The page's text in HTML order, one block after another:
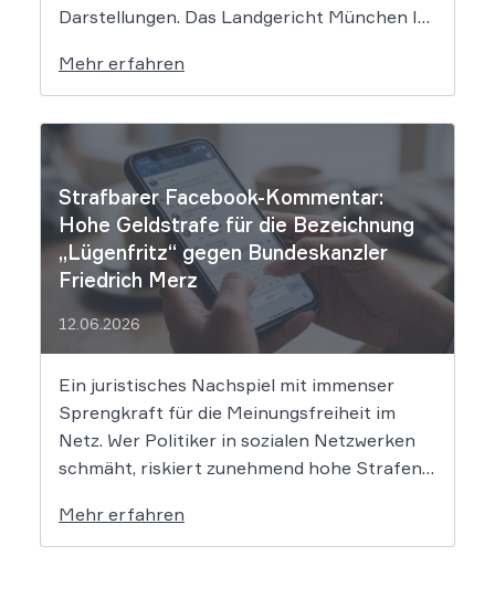
Darstellungen. Das Landgericht München I
rechtliche Grenzen. Werden durch die
automatisierten KI-Zusammenfassungen
falsche Tatsachen verbreitet, greift die
unmittelbare Haftung des
Suchmaschinenbetreibers. Das Landgericht
München I (LG München I) hat in […]
Mehr erfahren
Strafbarer Facebook-Kommentar:
Hohe Geldstrafe für die Bezeichnung
„Lügenfritz“ gegen Bundeskanzler
Friedrich Merz
12.06.2026
Ein juristisches Nachspiel mit immenser
Sprengkraft für die Meinungsfreiheit im
Netz. Wer Politiker in sozialen Netzwerken
schmäht, riskiert zunehmend hohe Strafen.
einen Facebook-Nutzer eine empfindliche
Geldstrafe verhängt, weil dieser den
Mehr erfahren